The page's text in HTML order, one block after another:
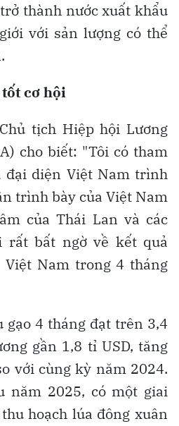
thành nước xuất khẩu
với sản lượng có thể
cơ hội
tịch Hiệp hội Lương
cho biết: "Tôi có tham
đại diện Việt Nam trình
trình bày của Việt Nam
của Thái Lan và các
rất bất ngờ về kết quả
Việt Nam trong 4 tháng
gạo 4 tháng đạt trên 3,4
gần 1,8 tỉ USD, tăng
với cùng kỳ năm 2024.
năm 2025, có một giai
hoạch lúa đông xuân